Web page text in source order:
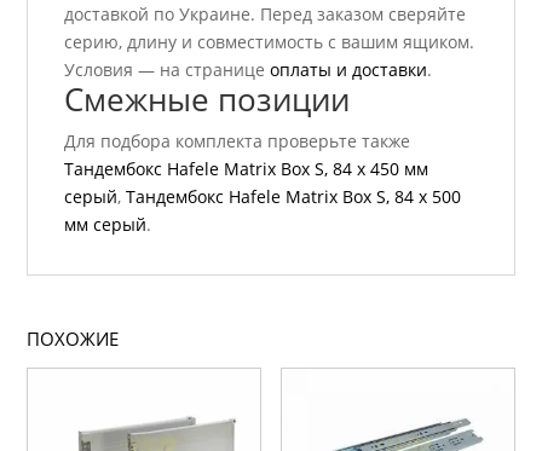
доставкой по Украине. Перед заказом сверяйте
серию, длину и совместимость с вашим ящиком.
Условия — на страницеоплаты и доставки.
Смежные позиции
Для подбора комплекта проверьте также
Тандембокс Hafele Matrix Box S, 84 х 450 мм
серый,Тандембокс Hafele Matrix Box S, 84 х 500
мм серый.
ПОХОЖИЕ